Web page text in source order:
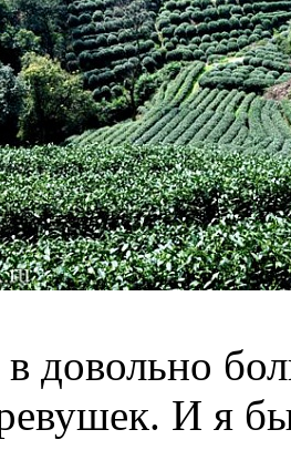
довольно
И я